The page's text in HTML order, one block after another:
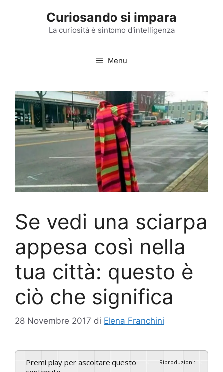
Curiosando si impara
La curiosità è sintomo d'intelligenza
Menu
Se vedi una sciarpa
appesa così nella
tua città: questo è
ciò che significa
28 Novembre 2017 di Elena Franchini
Premi play per ascoltare questo
Riproduzioni:-